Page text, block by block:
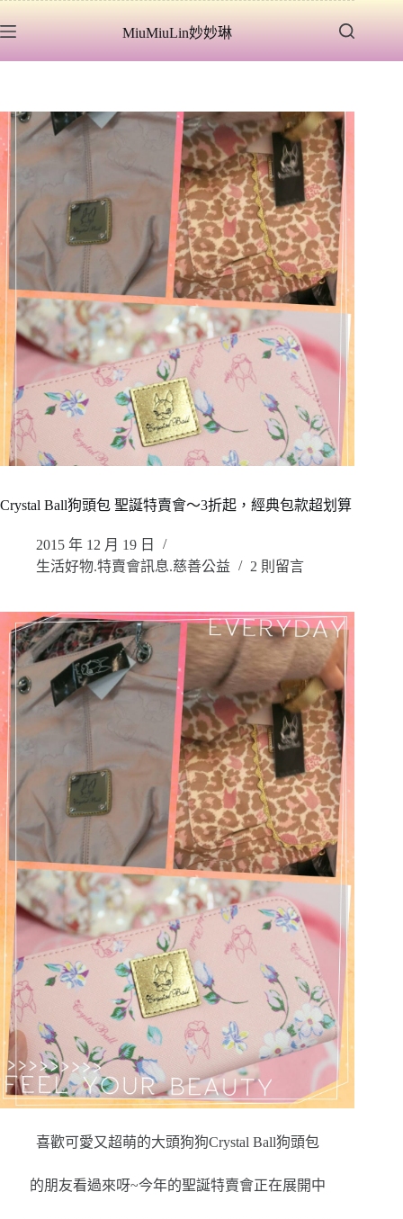
至
容
MiuMiuLin妙妙琳
Crystal Ball狗頭包 聖誕特賣會～3折起，經典包款超划算
2015 年 12 月 19 日
生活好物.特賣會訊息.慈善公益
2 則留言
喜歡可愛又超萌的大頭狗狗Crystal Ball狗頭包
的朋友看過來呀~今年的聖誕特賣會正在展開中